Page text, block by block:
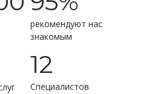
рекомендуют нас
знакомым
12
Cпециалистов